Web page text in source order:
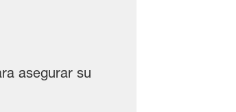
asegurar su